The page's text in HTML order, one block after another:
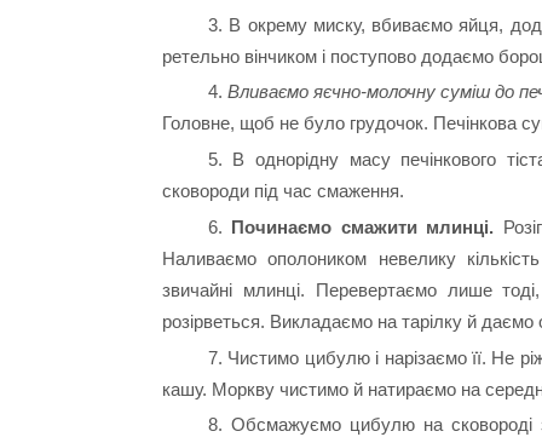
3. В окрему миску, вбиваємо яйця,
ретельно вінчиком і поступово додаємо
4. Вливаємо яєчно-молочну суміш до
Головне, щоб не було грудочок. Печінкова
5. В однорідну масу печінкового
сковороди під час смаження.
6. Починаємо смажити млинці.
Наливаємо ополоником невелику
звичайні млинці. Перевертаємо лише
розірветься. Викладаємо на тарілку й даємо
7. Чистимо цибулю і нарізаємо її. Не
кашу. Моркву чистимо й натираємо на
8. Обсмажуємо цибулю на сковороді